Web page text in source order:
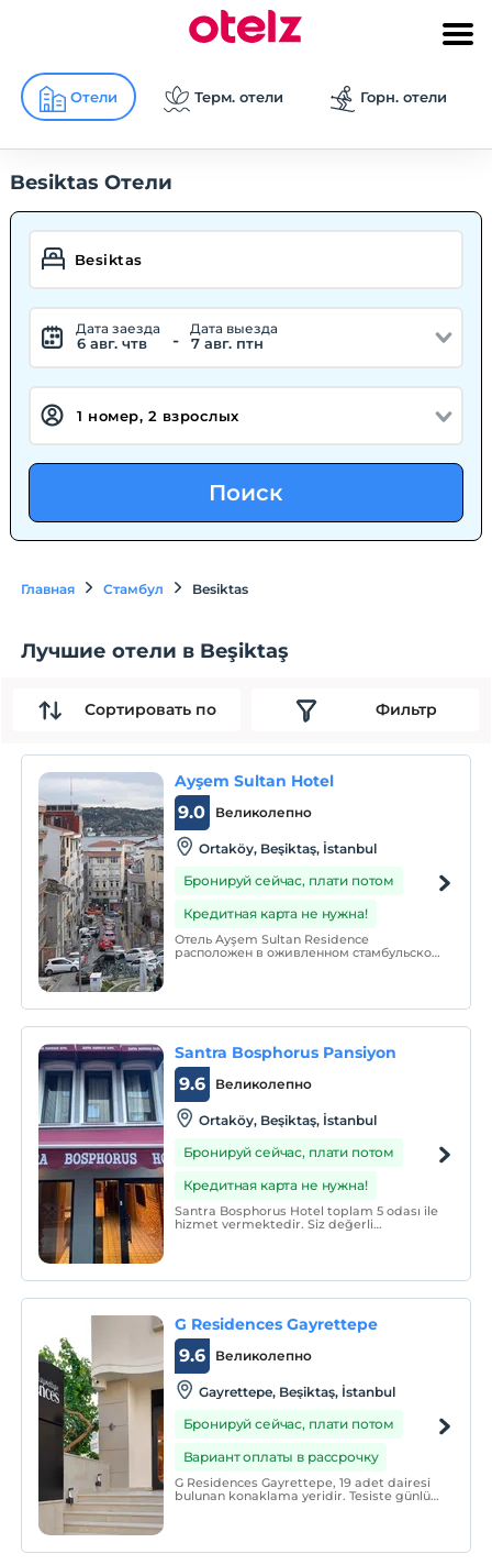
Отели Терм. отели Горн. отели
Besiktas Отели
Дата заезда
6 авг. чтв -
Дата выезда
7 авг. птн
Поиск
Главная Стамбул Besiktas
Лучшие отели в Beşiktaş
Сортировать по Фильтр
Ayşem Sultan Hotel
Великолепно
9.0
Ortaköy, Beşiktaş, İstanbul
Бронируй сейчас, плати потом
Кредитная карта не нужна!
Отель Ayşem Sultan Residence
расположен в оживленном стамбульском
кондиционером и телевизором с
каналами.
Santra Bosphorus Pansiyon
Великолепно
9.6
Ortaköy, Beşiktaş, İstanbul
Бронируй сейчас, плати потом
Кредитная карта не нужна!
Santra Bosphorus Hotel toplam 5 odası ile
hizmet vermektedir. Siz değerli
G Residences Gayrettepe
Великолепно
9.6
Gayrettepe, Beşiktaş, İstanbul
Бронируй сейчас, плати потом
Вариант оплаты в рассрочку
G Residences Gayrettepe, 19 adet dairesi
bulunan konaklama yeridir. Tesiste günlük